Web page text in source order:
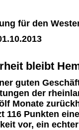
für den
bleibt
guten
der
Monate
116 Punkten
vor, ein